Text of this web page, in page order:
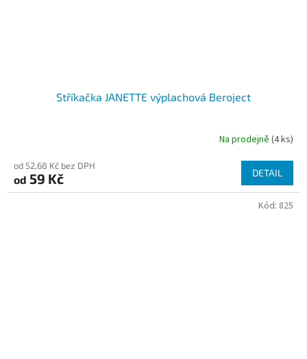
Stříkačka JANETTE výplachová Beroject
produktu
je
5,0
Na prodejně(4 ks)
od 52,68 Kč bez DPH
od 59 Kč DETAIL
Kód: 825